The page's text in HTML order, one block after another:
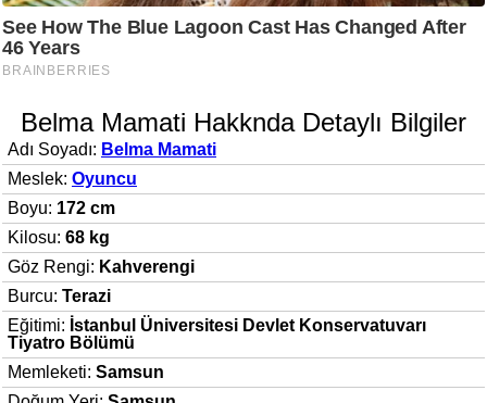
Belma Mamati Hakknda Detaylı Bilgiler
Adı Soyadı: Belma Mamati
Meslek: Oyuncu
Boyu: 172 cm
Kilosu: 68 kg
Göz Rengi: Kahverengi
Burcu: Terazi
Eğitimi: İstanbul Üniversitesi Devlet Konservatuvarı
Tiyatro Bölümü
Memleketi: Samsun